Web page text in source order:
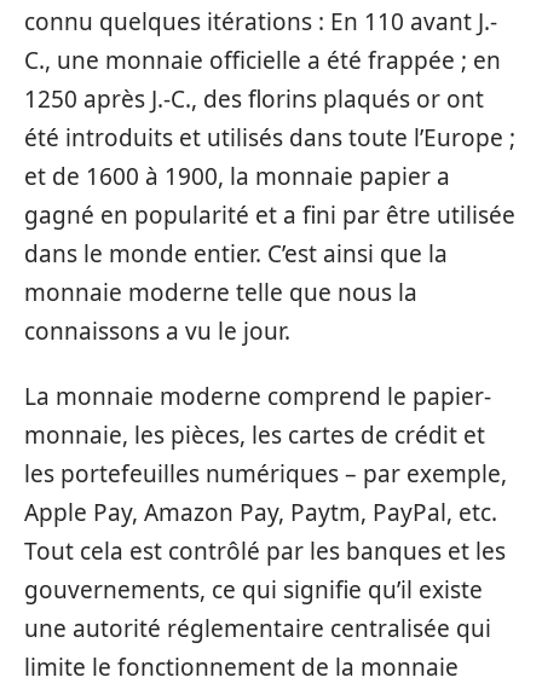
connu quelques itérations : En 110 avant J.-
C., une monnaie officielle a été frappée ; en
1250 après J.-C., des florins plaqués or ont
été introduits et utilisés dans toute l’Europe ;
et de 1600 à 1900, la monnaie papier a
gagné en popularité et a fini par être utilisée
dans le monde entier. C’est ainsi que la
monnaie moderne telle que nous la
connaissons a vu le jour.
La monnaie moderne comprend le papier-
monnaie, les pièces, les cartes de crédit et
les portefeuilles numériques – par exemple,
Apple Pay, Amazon Pay, Paytm, PayPal, etc.
Tout cela est contrôlé par les banques et les
gouvernements, ce qui signifie qu’il existe
une autorité réglementaire centralisée qui
limite le fonctionnement de la monnaie